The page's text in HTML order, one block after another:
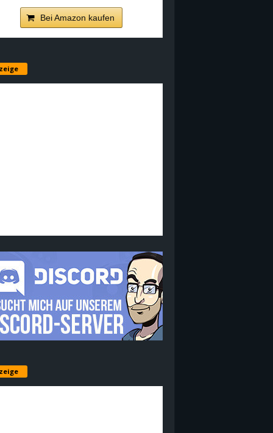
Bei Amazon kaufen